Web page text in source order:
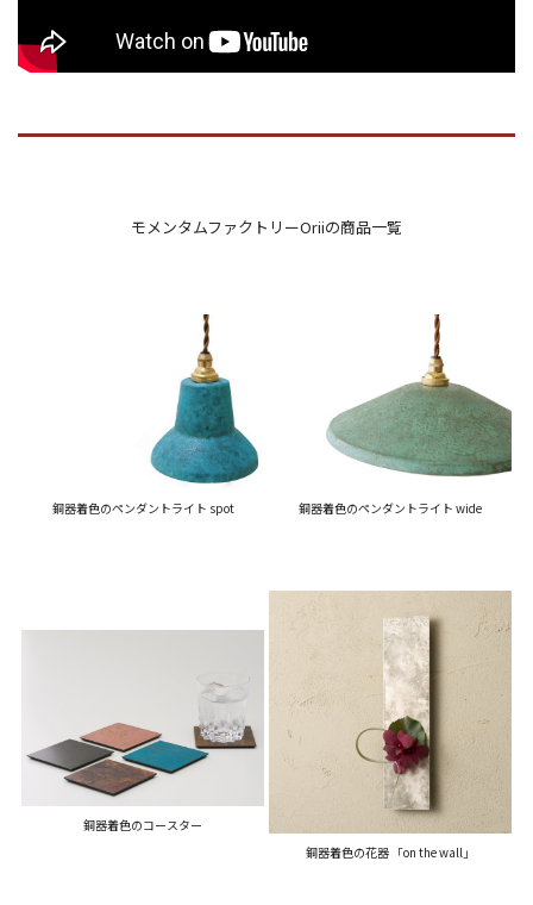
モメンタムファクトリーOriiの商品一覧
銅器着色のペンダントライト spot 銅器着色のペンダントライト wide
銅器着色のコースター
銅器着色の花器 「on the wall」